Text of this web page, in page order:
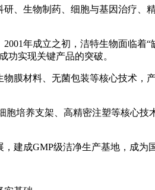
、生物制药、细胞与基因治疗
年成立之初，洁特生物面临着
功实现关键产品的突破。
膜材料、无菌包装等核心技术
培养支架、高精密注塑等核心
建成GMP级洁净生产基地，成为